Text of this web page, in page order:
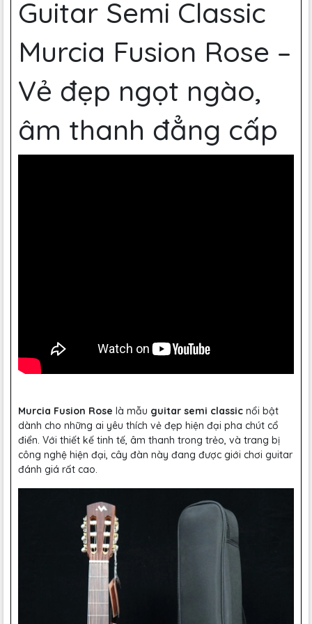
Guitar Semi Classic
Murcia Fusion Rose –
Vẻ đẹp ngọt ngào,
âm thanh đẳng cấp
Murcia Fusion Rose là mẫu guitar semi classic nổi bật
dành cho những ai yêu thích vẻ đẹp hiện đại pha chút cổ
điển. Với thiết kế tinh tế, âm thanh trong trẻo, và trang bị
công nghệ hiện đại, cây đàn này đang được giới chơi guitar
đánh giá rất cao.